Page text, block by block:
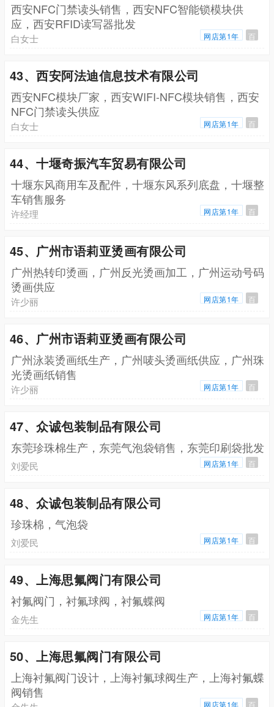
西安NFC门禁读头销售，西安NFC智能锁模块供
应，西安RFID读写器批发
白女士 网店第1年 百
43、西安阿法迪信息技术有限公司
西安NFC模块厂家，西安WIFI-NFC模块销售，西安
NFC门禁读头供应
白女士 网店第1年 百
44、十堰奇振汽车贸易有限公司
十堰东风商用车及配件，十堰东风系列底盘，十堰整
车销售服务
许经理 网店第1年 百
45、广州市语莉亚烫画有限公司
广州热转印烫画，广州反光烫画加工，广州运动号码
烫画供应
许少丽 网店第1年 百
46、广州市语莉亚烫画有限公司
广州泳装烫画纸生产，广州唛头烫画纸供应，广州珠
光烫画纸销售
许少丽 网店第1年 百
47、众诚包装制品有限公司
东莞珍珠棉生产，东莞气泡袋销售，东莞印刷袋批发
刘爱民 网店第1年 百
48、众诚包装制品有限公司
珍珠棉，气泡袋
刘爱民 网店第1年 百
49、上海思氟阀门有限公司
衬氟阀门，衬氟球阀，衬氟蝶阀
金先生 网店第1年 百
50、上海思氟阀门有限公司
上海衬氟阀门设计，上海衬氟球阀生产，上海衬氟蝶
阀销售
网店第1年 百